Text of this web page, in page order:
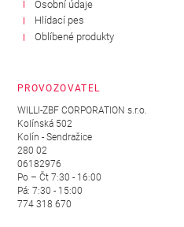
Osobní údaje
Hlídací pes
Oblíbené produkty
PROVOZOVATEL
WILLI-ZBF CORPORATION s.r.o.
Kolínská 502
Kolín - Sendražice
280 02
06182976
Po – Čt 7:30 - 16:00
Pá: 7:30 - 15:00
774 318 670